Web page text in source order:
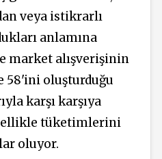
veya istikrarlı
anlamına
market alışverişinin
58'ini oluşturduğu
karşı karşıya
tüketimlerini
oluyor.